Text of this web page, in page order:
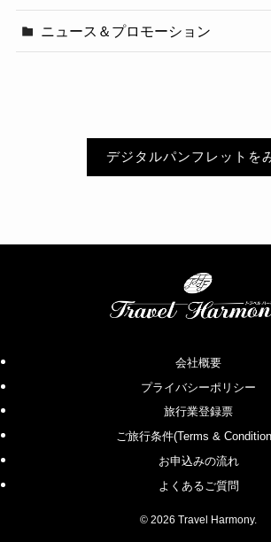
ニュース＆プロモーション
デジタルパンフレットを
会社概要
プライバシーポリシー
旅行業登録票
ご旅行条件(Terms &
お申込みの流れ
よくあるご質問
© 2026 Travel Harmony.